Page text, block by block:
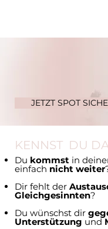
JETZT SPOT
KENNST DU
Du kommst in
einfach nicht weiter
Dir fehlt der
Gleichgesinnten?
Du wünschst dir
Unterstützung und